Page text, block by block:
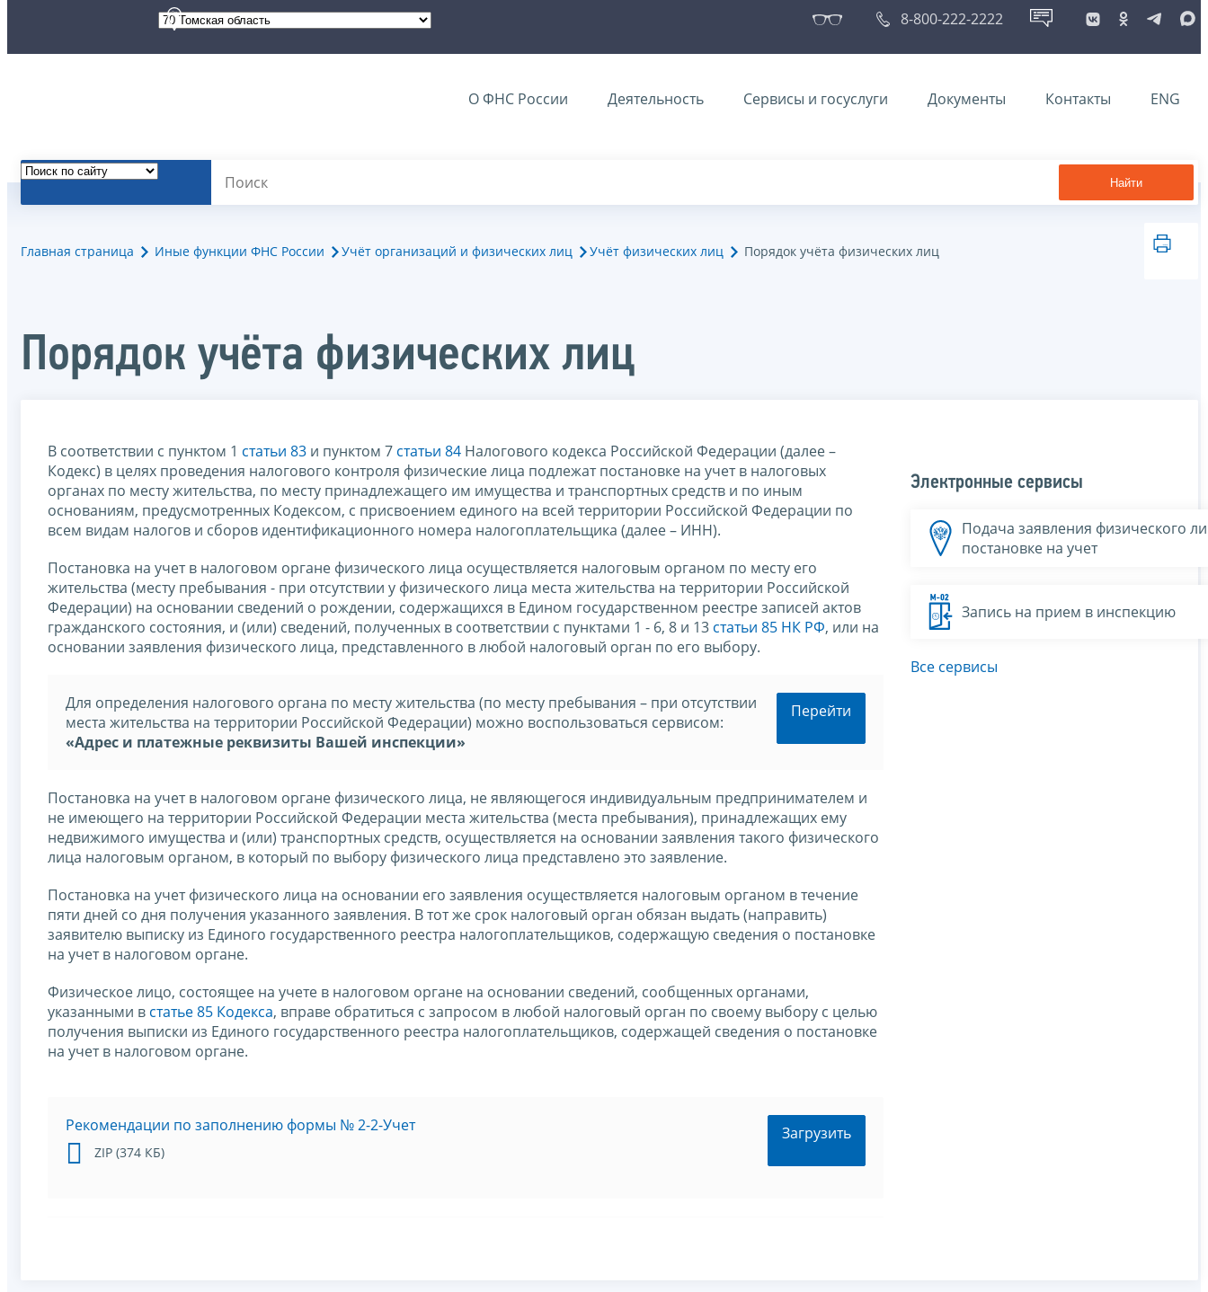
8-800-222-2222
О ФНС России Деятельность Сервисы и госуслуги Документы Контакты ENG
Найти
Главная страница Иные функции ФНС России Учёт организаций и физических лиц Учёт физических лиц Порядок учёта физических лиц
Порядок учёта физических лиц
В соответствии с пунктом 1 статьи 83 и пунктом 7 статьи 84 Налогового кодекса Российской Федерации (далее –
Кодекс) в целях проведения налогового контроля физические лица подлежат постановке на учет в налоговых
органах по месту жительства, по месту принадлежащего им имущества и транспортных средств и по иным
основаниям, предусмотренных Кодексом, с присвоением единого на всей территории Российской Федерации по
всем видам налогов и сборов идентификационного номера налогоплательщика (далее – ИНН).
Постановка на учет в налоговом органе физического лица осуществляется налоговым органом по месту его
жительства (месту пребывания - при отсутствии у физического лица места жительства на территории Российской
Федерации) на основании сведений о рождении, содержащихся в Едином государственном реестре записей актов
гражданского состояния, и (или) сведений, полученных в соответствии с пунктами 1 - 6, 8 и 13 статьи 85 НК РФ, или на
основании заявления физического лица, представленного в любой налоговый орган по его выбору.
Перейти
Для определения налогового органа по месту жительства (по месту пребывания – при отсутствии
места жительства на территории Российской Федерации) можно воспользоваться сервисом:
«Адрес и платежные реквизиты Вашей инспекции»
Постановка на учет в налоговом органе физического лица, не являющегося индивидуальным предпринимателем и
не имеющего на территории Российской Федерации места жительства (места пребывания), принадлежащих ему
недвижимого имущества и (или) транспортных средств, осуществляется на основании заявления такого физического
лица налоговым органом, в который по выбору физического лица представлено это заявление.
Постановка на учет физического лица на основании его заявления осуществляется налоговым органом в течение
пяти дней со дня получения указанного заявления. В тот же срок налоговый орган обязан выдать (направить)
заявителю выписку из Единого государственного реестра налогоплательщиков, содержащую сведения о постановке
на учет в налоговом органе.
Физическое лицо, состоящее на учете в налоговом органе на основании сведений, сообщенных органами,
указанными в статье 85 Кодекса, вправе обратиться с запросом в любой налоговый орган по своему выбору с целью
получения выписки из Единого государственного реестра налогоплательщиков, содержащей сведения о постановке
на учет в налоговом органе.
Рекомендации по заполнению формы № 2-2-Учет
ZIP (374 КБ)
Загрузить
Электронные сервисы
Подача заявления физического
постановке на учет
Запись на прием в инспекцию
Все сервисы